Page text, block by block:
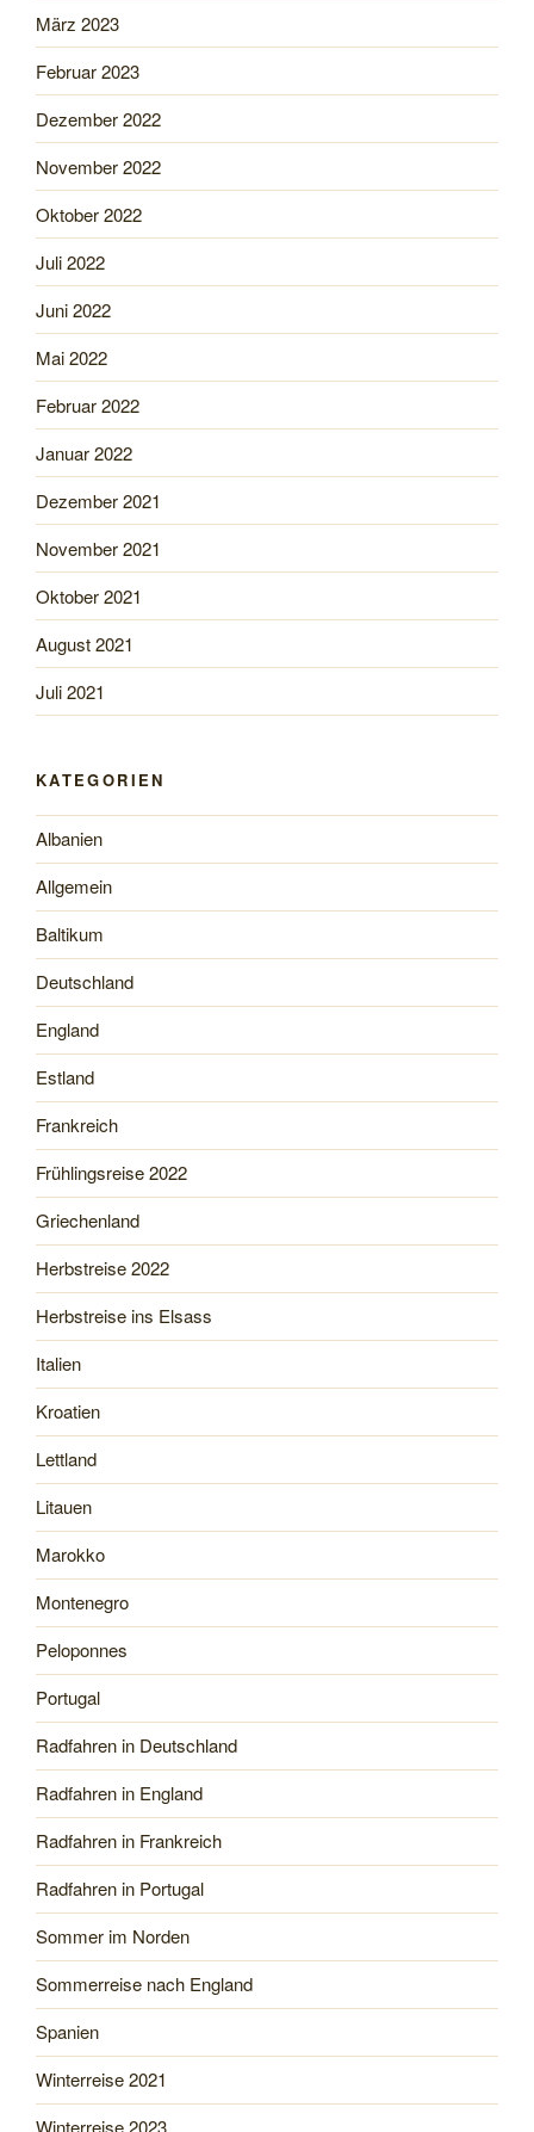
März 2023
Februar 2023
Dezember 2022
November 2022
Oktober 2022
Juli 2022
Juni 2022
Mai 2022
Februar 2022
Januar 2022
Dezember 2021
November 2021
Oktober 2021
August 2021
Juli 2021
KATEGORIEN
Albanien
Allgemein
Baltikum
Deutschland
England
Estland
Frankreich
Frühlingsreise 2022
Griechenland
Herbstreise 2022
Herbstreise ins Elsass
Italien
Kroatien
Lettland
Litauen
Marokko
Montenegro
Peloponnes
Portugal
Radfahren in Deutschland
Radfahren in England
Radfahren in Frankreich
Radfahren in Portugal
Sommer im Norden
Sommerreise nach England
Spanien
Winterreise 2021
Winterreise 2023